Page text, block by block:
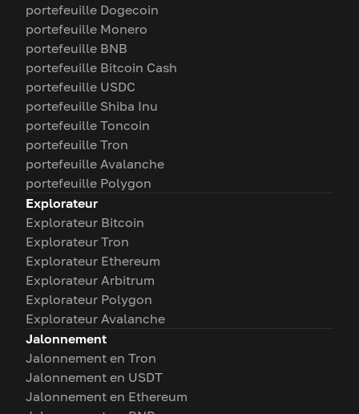
portefeuille Dogecoin
portefeuille Monero
portefeuille BNB
portefeuille Bitcoin Cash
portefeuille USDC
portefeuille Shiba Inu
portefeuille Toncoin
portefeuille Tron
portefeuille Avalanche
portefeuille Polygon
Explorateur
Explorateur Bitcoin
Explorateur Tron
Explorateur Ethereum
Explorateur Arbitrum
Explorateur Polygon
Explorateur Avalanche
Jalonnement
Jalonnement en Tron
Jalonnement en USDT
Jalonnement en Ethereum